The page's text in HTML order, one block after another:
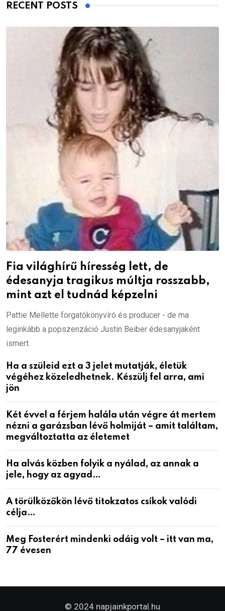
RECENT POSTS
Fia világhírű híresség lett, de
édesanyja tragikus múltja rosszabb,
mint azt el tudnád képzelni
Pattie Mellette forgatókönyvíró és producer - de ma
leginkább a popszenzáció Justin Beiber édesanyjaként
ismert.
Ha a szüleid ezt a 3 jelet mutatják, életük
végéhez közeledhetnek. Készülj fel arra, ami
jön
Két évvel a férjem halála után végre át mertem
nézni a garázsban lévő holmiját – amit találtam,
megváltoztatta az életemet
Ha alvás közben folyik a nyálad, az annak a
jele, hogy az agyad…
A törülközőkön lévő titokzatos csíkok valódi
célja…
Meg Fosterért mindenki odáig volt – itt van ma,
77 évesen
© 2024 napjainkportal.hu